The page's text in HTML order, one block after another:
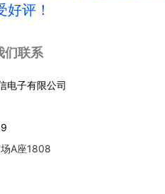
评！
们联系
电子有限公司
A座1808